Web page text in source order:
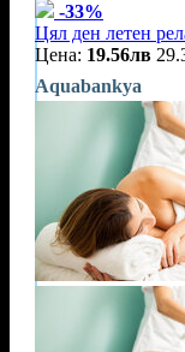
-33%
Цял ден летен
Цена: 19.56лв
Aquabankya